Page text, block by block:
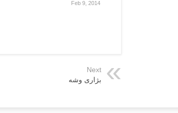
Feb 9, 2014
Next
بژاری وشه‌